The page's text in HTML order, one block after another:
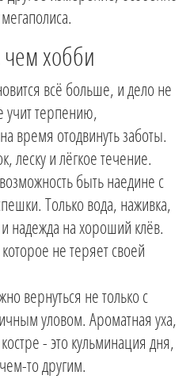
хобби
всё больше, и дело не
учит терпению,
время отодвинуть заботы.
леску и лёгкое течение.
быть наедине с
Только вода, наживка,
надежда на хороший клёв.
не теряет своей
вернуться не только с
уловом. Ароматная уха,
- это кульминация дня,
то другим.